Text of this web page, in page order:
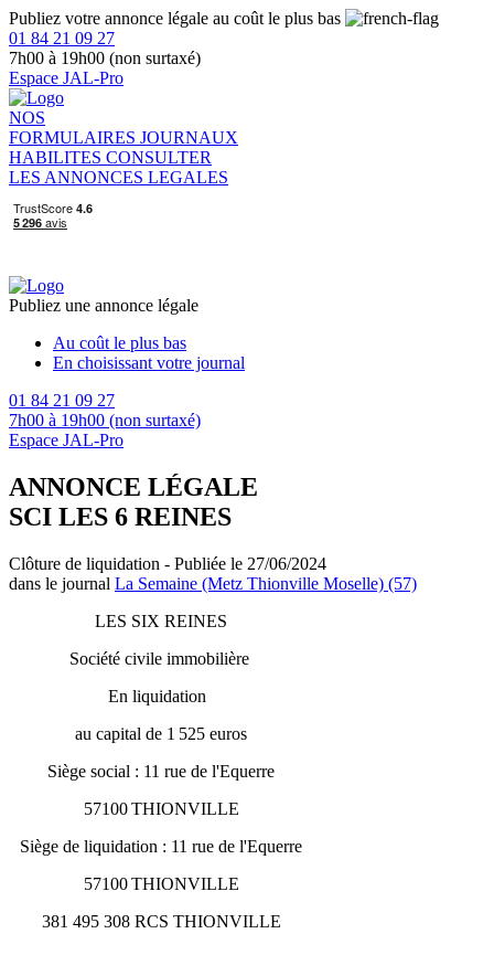
Publiez votre annonce légale au coût le plus bas
01 84 21 09 27
7h00 à 19h00 (non surtaxé)
Espace JAL-Pro
NOS
FORMULAIRES JOURNAUX
HABILITES CONSULTER
LES ANNONCES LEGALES
Publiez une annonce légale
Au coût le plus bas
En choisissant votre journal
01 84 21 09 27
7h00 à 19h00 (non surtaxé)
Espace JAL-Pro
ANNONCE LÉGALE
SCI LES 6 REINES
Clôture de liquidation - Publiée le 27/06/2024
dans le journal La Semaine (Metz Thionville Moselle) (57)
LES SIX REINES
Société civile immobilière
En liquidation
au capital de 1 525 euros
Siège social : 11 rue de l'Equerre
57100 THIONVILLE
Siège de liquidation : 11 rue de l'Equerre
57100 THIONVILLE
381 495 308 RCS THIONVILLE